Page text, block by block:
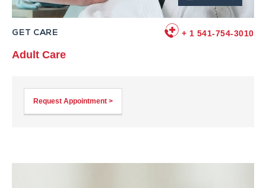
GET CARE + 1 541-754-3010
Adult Care
Request Appointment >